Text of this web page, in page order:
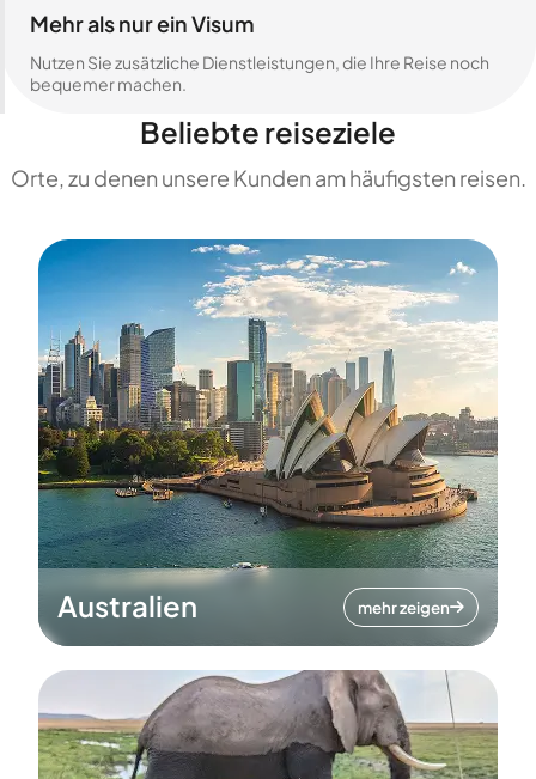
Mehr als nur ein Visum
Nutzen Sie zusätzliche Dienstleistungen, die Ihre Reise noch
bequemer machen.
Beliebte reiseziele
Orte, zu denen unsere Kunden am häufigsten reisen.
Australien mehr zeigen